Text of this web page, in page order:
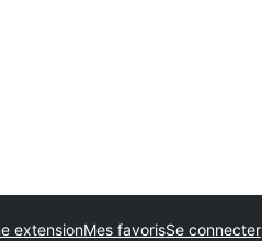
extensionMes favorisSe connecter